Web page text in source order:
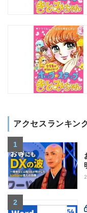
アクセスランキン